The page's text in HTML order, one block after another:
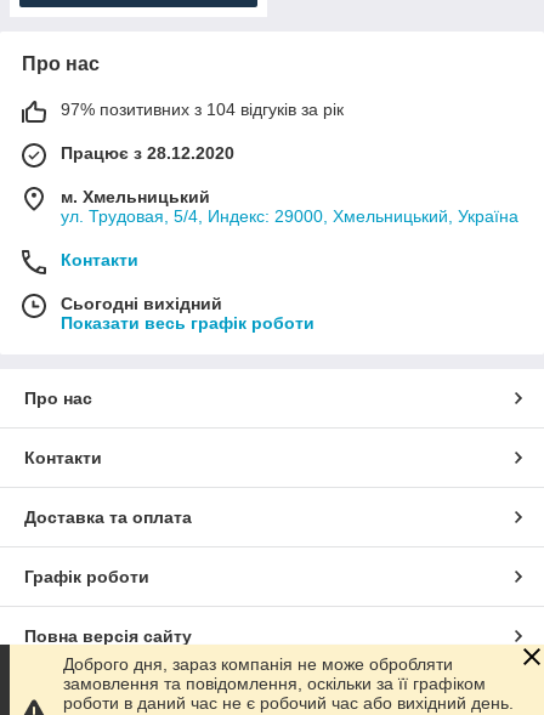
Про нас
97% позитивних з 104 відгуків за рік
Працює з 28.12.2020
м. Хмельницький
ул. Трудовая, 5/4, Индекс: 29000, Хмельницький, Україна
Контакти
Сьогодні вихідний
Показати весь графік роботи
Про нас
Контакти
Доставка та оплата
Графік роботи
Повна версія сайту
Сайт створено на маркетплейсі Prom.ua
Доброго дня, зараз компанія не може обробляти
замовлення та повідомлення, оскільки за її графіком
роботи в даний час не є робочий час або вихідний день.